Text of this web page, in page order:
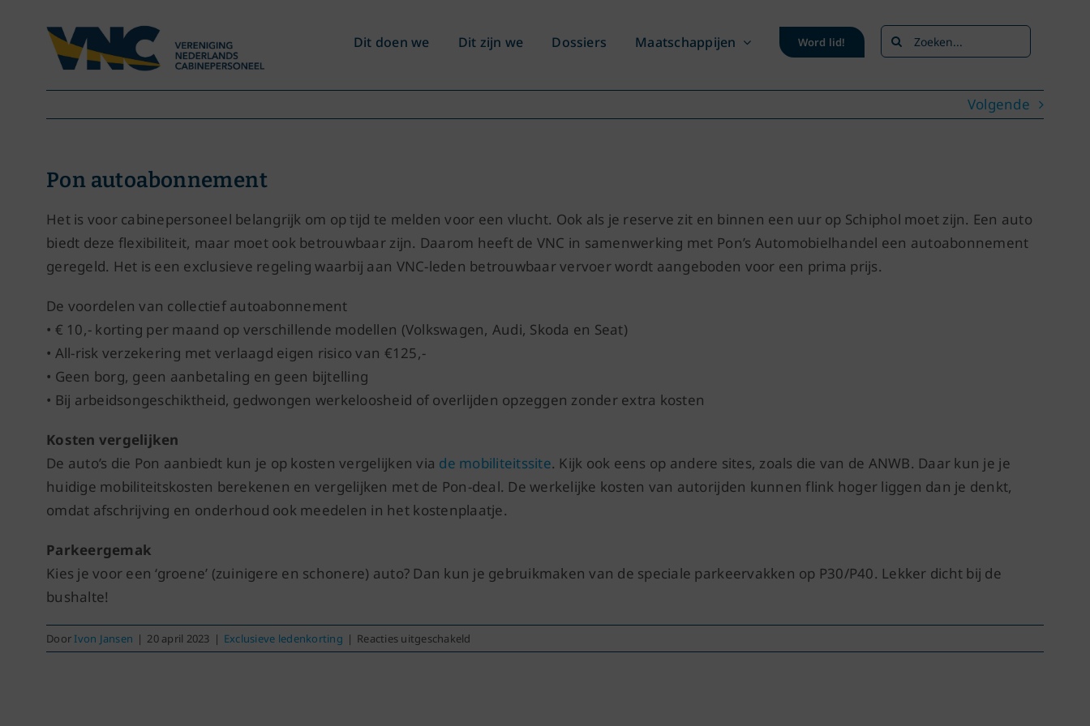
Dit doen we Dit zijn we Dossiers Maatschappijen Word lid!
Zoeken
naar:
Volgende
Pon autoabonnement
Het is voor cabinepersoneel belangrijk om op tijd te melden voor een vlucht. Ook als je reserve zit en binnen een uur op Schiphol moet zijn. Een auto
biedt deze flexibiliteit, maar moet ook betrouwbaar zijn. Daarom heeft de VNC in samenwerking met Pon’s Automobielhandel een autoabonnement
geregeld. Het is een exclusieve regeling waarbij aan VNC-leden betrouwbaar vervoer wordt aangeboden voor een prima prijs.
De voordelen van collectief autoabonnement
• € 10,- korting per maand op verschillende modellen (Volkswagen, Audi, Skoda en Seat)
• All-risk verzekering met verlaagd eigen risico van €125,-
• Geen borg, geen aanbetaling en geen bijtelling
• Bij arbeidsongeschiktheid, gedwongen werkeloosheid of overlijden opzeggen zonder extra kosten
Kosten vergelijken
De auto’s die Pon aanbiedt kun je op kosten vergelijken via de mobiliteitssite. Kijk ook eens op andere sites, zoals die van de ANWB. Daar kun je je
huidige mobiliteitskosten berekenen en vergelijken met de Pon-deal. De werkelijke kosten van autorijden kunnen flink hoger liggen dan je denkt,
omdat afschrijving en onderhoud ook meedelen in het kostenplaatje.
Parkeergemak
Kies je voor een ‘groene’ (zuinigere en schonere) auto? Dan kun je gebruikmaken van de speciale parkeervakken op P30/P40. Lekker dicht bij de
bushalte!
DoorIvon Jansen | 20 april 2023 | Exclusieve ledenkorting | Reacties uitgeschakeld
Pon